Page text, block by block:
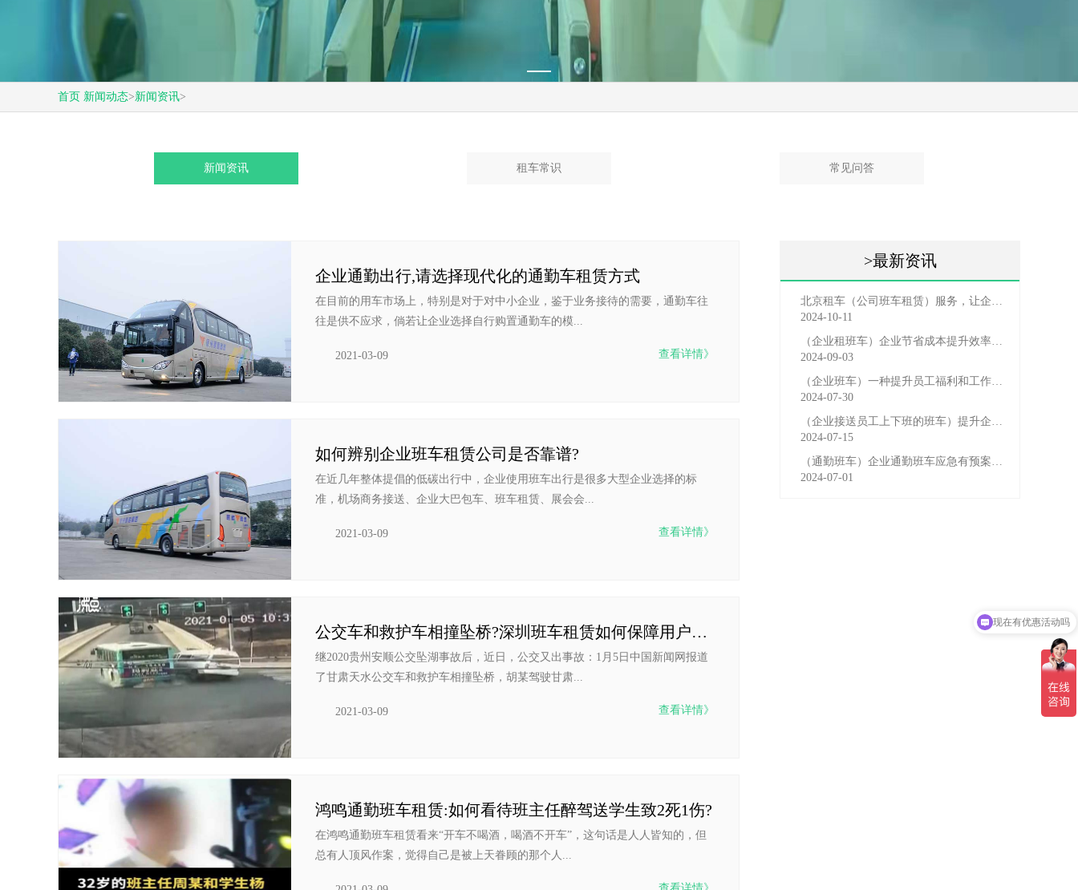
首页 新闻动态>新闻资讯>
新闻资讯 租车常识 常见问答
企业通勤出行,请选择现代化的通勤车租赁方式
在目前的用车市场上，特别是对于对中小企业，鉴于业务接待的需要，通勤车往
往是供不应求，倘若让企业选择自行购置通勤车的模...
查看详情》
2021-03-09
如何辨别企业班车租赁公司是否靠谱?
在近几年整体提倡的低碳出行中，企业使用班车出行是很多大型企业选择的标
准，机场商务接送、企业大巴包车、班车租赁、展会会...
查看详情》
2021-03-09
公交车和救护车相撞坠桥?深圳班车租赁如何保障用户用车安
继2020贵州安顺公交坠湖事故后，近日，公交又出事故：1月5日中国新闻网报道
了甘肃天水公交车和救护车相撞坠桥，胡某驾驶甘肃...
查看详情》
2021-03-09
鸿鸣通勤班车租赁:如何看待班主任醉驾送学生致2死1伤?
在鸿鸣通勤班车租赁看来“开车不喝酒，喝酒不开车”，这句话是人人皆知的，但
总有人顶风作案，觉得自己是被上天眷顾的那个人...
>最新资讯
北京租车（公司班车租赁）服务，让企业员工出行更轻松
2024-10-11
（企业租班车）企业节省成本提升效率选择，租班车注意事
2024-09-03
（企业班车）一种提升员工福利和工作效率的重要工具
2024-07-30
（企业接送员工上下班的班车）提升企业形象与员工福利的
2024-07-15
（通勤班车）企业通勤班车应急有预案，啥事也不怕
2024-07-01
现在有优惠活动吗